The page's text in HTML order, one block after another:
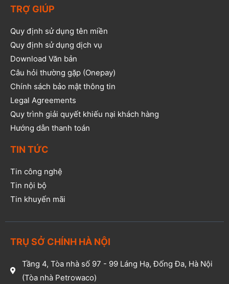
TRỢ GIÚP
Quy định sử dụng tên miền
Quy định sử dụng dịch vụ
Download Văn bản
Câu hỏi thường gặp (Onepay)
Chính sách bảo mật thông tin
Legal Agreements
Quy trình giải quyết khiếu nại khách hàng
Hướng dẫn thanh toán
TIN TỨC
Tin công nghệ
Tin nội bộ
Tin khuyến mãi
TRỤ SỞ CHÍNH HÀ NỘI
Tầng 4, Tòa nhà số 97 - 99 Láng Hạ, Đống Đa, Hà Nội
(Tòa nhà Petrowaco)